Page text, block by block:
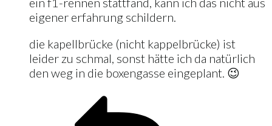
eigener erfahrung schildern.
die kapellbrücke (nicht kappelbrücke) ist
leider zu schmal, sonst hätte ich da natürlich
den weg in die boxengasse eingeplant. 😉